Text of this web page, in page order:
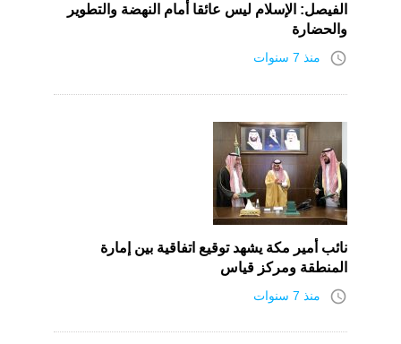
الفيصل: الإسلام ليس عائقا أمام النهضة والتطوير
والحضارة
access_time منذ 7 سنوات
نائب أمير مكة يشهد توقيع اتفاقية بين إمارة
المنطقة ومركز قياس
access_time منذ 7 سنوات